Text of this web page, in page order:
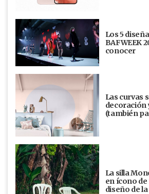
Los 5
BAFWEEK
conocer
Las curvas
decoración
(también
La silla
en ícono
diseño de